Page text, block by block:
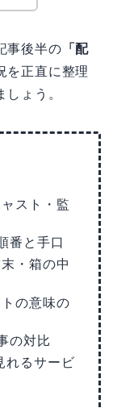
事後半の 「配
を正直に整理
ょう。
スト・監
番と手口
・箱の中
の意味の
の対比
れるサービ